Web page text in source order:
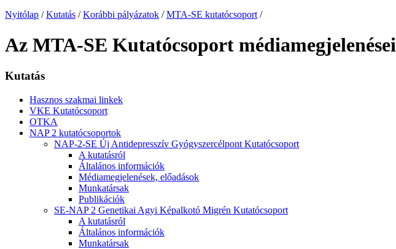
Nyitólap / Kutatás / Korábbi pályázatok / MTA-SE kutatócsoport /
Az MTA-SE Kutatócsoport médiamegjelenései
Kutatás
Hasznos szakmai linkek
VKE Kutatócsoport
OTKA
NAP 2 kutatócsoportok
NAP-2-SE Új Antidepresszív Gyógyszercélpont Kutatócsoport
A kutatásról
Általános információk
Médiamegjelenések, előadások
Munkatársak
Publikációk
SE-NAP 2 Genetikai Agyi Képalkotó Migrén Kutatócsoport
A kutatásról
Általános információk
Munkatársak